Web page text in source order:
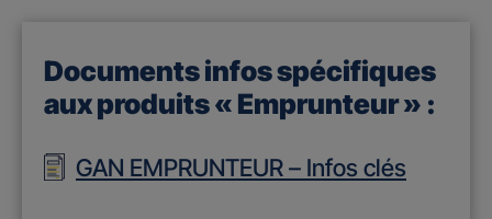
Documents infos spécifiques
aux produits « Emprunteur » :
GAN EMPRUNTEUR – Infos clés